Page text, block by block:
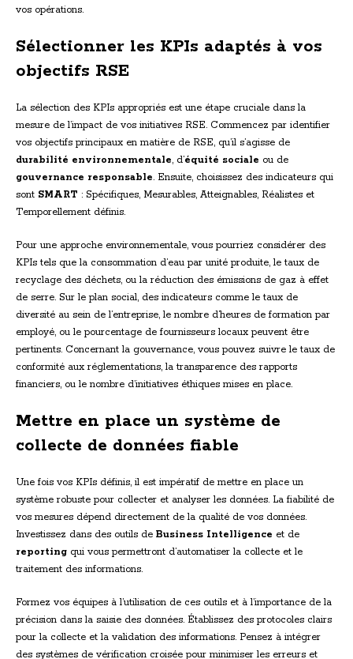
vos opérations.
Sélectionner les KPIs adaptés à vos
objectifs RSE
La sélection des KPIs appropriés est une étape cruciale dans la
mesure de l’impact de vos initiatives RSE. Commencez par identifier
vos objectifs principaux en matière de RSE, qu’il s’agisse de
durabilité environnementale, d’équité sociale ou de
gouvernance responsable. Ensuite, choisissez des indicateurs qui
sont SMART : Spécifiques, Mesurables, Atteignables, Réalistes et
Temporellement définis.
Pour une approche environnementale, vous pourriez considérer des
KPIs tels que la consommation d’eau par unité produite, le taux de
recyclage des déchets, ou la réduction des émissions de gaz à effet
de serre. Sur le plan social, des indicateurs comme le taux de
diversité au sein de l’entreprise, le nombre d’heures de formation par
employé, ou le pourcentage de fournisseurs locaux peuvent être
pertinents. Concernant la gouvernance, vous pouvez suivre le taux de
conformité aux réglementations, la transparence des rapports
financiers, ou le nombre d’initiatives éthiques mises en place.
Mettre en place un système de
collecte de données fiable
Une fois vos KPIs définis, il est impératif de mettre en place un
système robuste pour collecter et analyser les données. La fiabilité de
vos mesures dépend directement de la qualité de vos données.
Investissez dans des outils de Business Intelligence et de
reporting qui vous permettront d’automatiser la collecte et le
traitement des informations.
Formez vos équipes à l’utilisation de ces outils et à l’importance de la
précision dans la saisie des données. Établissez des protocoles clairs
pour la collecte et la validation des informations. Pensez à intégrer
des systèmes de vérification croisée pour minimiser les erreurs et